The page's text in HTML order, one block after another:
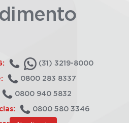
(31) 3219-8000
0800 283 8337
0800 940 5832
0800 580 3346